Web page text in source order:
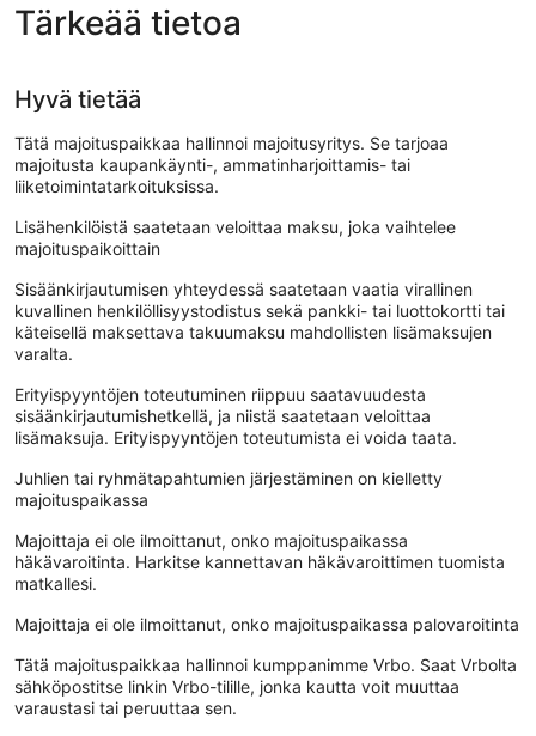
Tärkeää tietoa
Hyvä tietää
Tätä majoituspaikkaa hallinnoi majoitusyritys. Se tarjoaa
majoitusta kaupankäynti-, ammatinharjoittamis- tai
liiketoimintatarkoituksissa.
Lisähenkilöistä saatetaan veloittaa maksu, joka vaihtelee
majoituspaikoittain
Sisäänkirjautumisen yhteydessä saatetaan vaatia virallinen
kuvallinen henkilöllisyystodistus sekä pankki- tai luottokortti tai
käteisellä maksettava takuumaksu mahdollisten lisämaksujen
varalta.
Erityispyyntöjen toteutuminen riippuu saatavuudesta
sisäänkirjautumishetkellä, ja niistä saatetaan veloittaa
lisämaksuja. Erityispyyntöjen toteutumista ei voida taata.
Juhlien tai ryhmätapahtumien järjestäminen on kielletty
majoituspaikassa
Majoittaja ei ole ilmoittanut, onko majoituspaikassa
häkävaroitinta. Harkitse kannettavan häkävaroittimen tuomista
matkallesi.
Majoittaja ei ole ilmoittanut, onko majoituspaikassa palovaroitinta
Tätä majoituspaikkaa hallinnoi kumppanimme Vrbo. Saat Vrbolta
sähköpostitse linkin Vrbo-tilille, jonka kautta voit muuttaa
varaustasi tai peruuttaa sen.